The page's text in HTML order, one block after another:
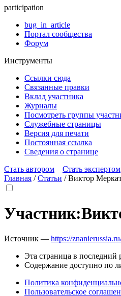
participation
bug_in_article
Портал сообщества
Форум
Инструменты
Ссылки сюда
Связанные правки
Вклад участника
Журналы
Посмотреть группы
Служебные страницы
Версия для печати
Постоянная ссылка
Сведения о странице
Стать автором
Стать экспертом
Главная /Статьи /Виктор
Участник:
Источник — https://
Эта страница в последний
Содержание доступно по
Политика
Пользовательское